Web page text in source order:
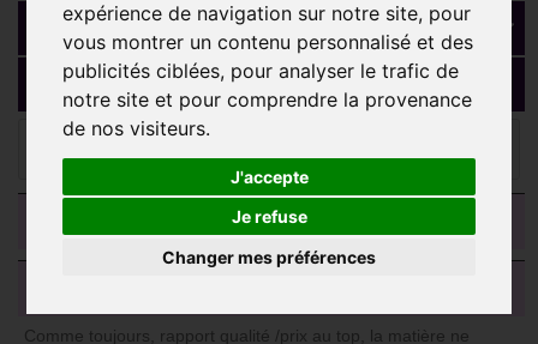
expérience de navigation sur notre site, pour
vous montrer un contenu personnalisé et des
publicités ciblées, pour analyser le trafic de
notre site et pour comprendre la provenance
de nos visiteurs.
J'accepte
Je refuse
Changer mes préférences
Panier (vide)
MENU
ANNEAUX, fers à cheval, spirales
5 pics acier 316L 1,2 mm BH 20
Comme toujours, rapport qualité /prix au top, la matière ne